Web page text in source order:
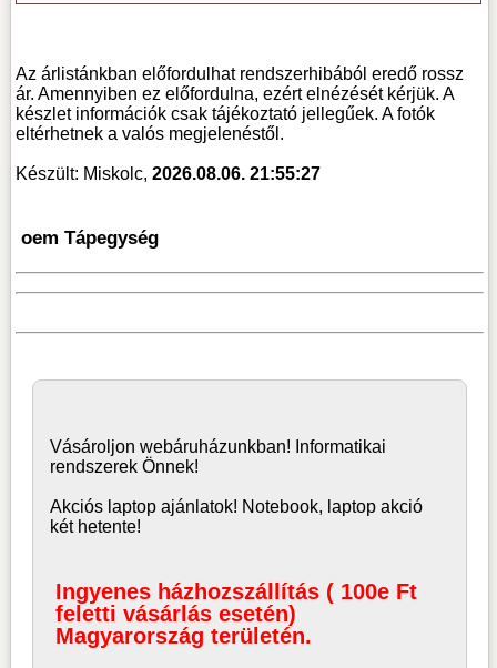
Az árlistánkban előfordulhat rendszerhibából eredő rossz
ár. Amennyiben ez előfordulna, ezért elnézését kérjük. A
készlet információk csak tájékoztató jellegűek. A fotók
eltérhetnek a valós megjelenéstől.
Készült: Miskolc,2026.08.06. 21:55:27
oem Tápegység
Vásároljonwebáruházunkban! Informatikai
rendszerek Önnek!
Akciós laptop ajánlatok! Notebook, laptop akció
két hetente!
Ingyenes házhozszállítás ( 100e Ft
feletti vásárlás esetén)
Magyarország területén.